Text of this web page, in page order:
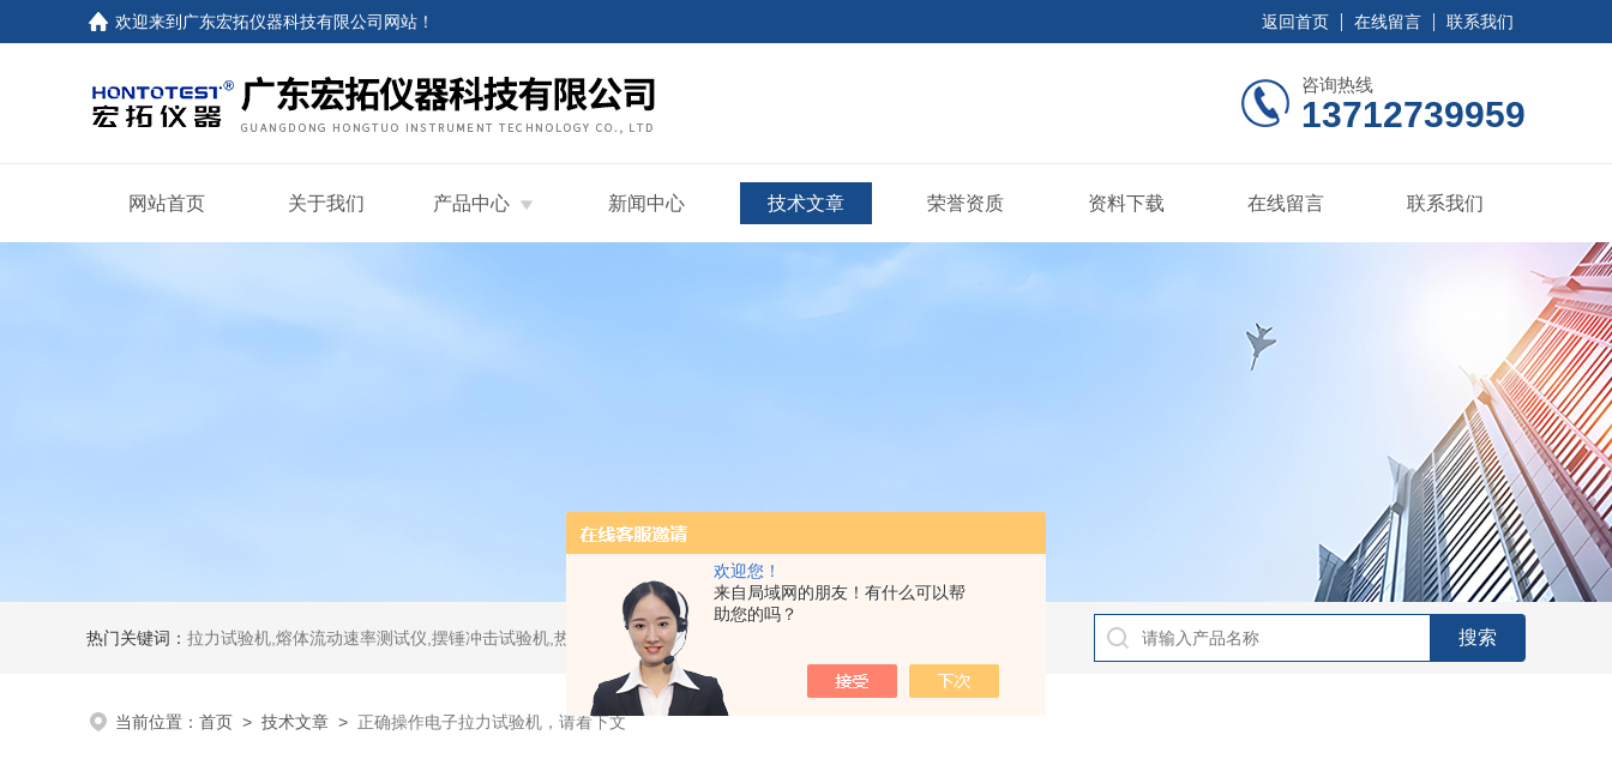
欢迎您！
来自局域网的朋友！有什么可以帮
助您的吗？
欢迎来到 广东宏拓仪器科技有限公司网站 ！ 返回首页 在线留言 联系我们
咨询热线
13712739959
网站首页 关于我们 产品中心 新闻中心 技术文章 荣誉资质 资料下载 在线留言 联系我们
热门关键词： 拉力试验机,熔体流动速率测试仪,摆锤冲击试验机,热变形维卡试验机,密度测试仪,水平垂直燃烧试验机,针焰试验机,恒温恒湿试验机,UV紫外线老化试验机,DSC差示扫描量热仪
当前位置： 首页 > 技术文章 > 正确操作电子拉力试验机，请看下文